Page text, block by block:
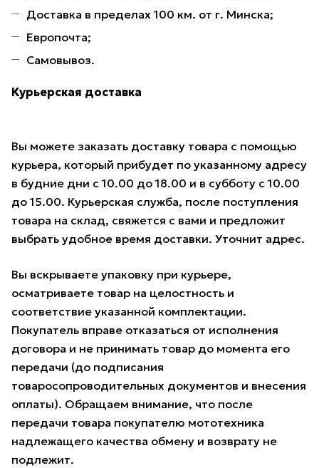
Доставка в пределах 100 км. от г. Минска;
Европочта;
Самовывоз.
Курьерская доставка
Вы можете заказать доставку товара с помощью
курьера, который прибудет по указанному адресу
в будние дни с 10.00 до 18.00 и в субботу с 10.00
до 15.00. Курьерская служба, после поступления
товара на склад, свяжется с вами и предложит
выбрать удобное время доставки. Уточнит адрес.
Вы вскрываете упаковку при курьере,
осматриваете товар на целостность и
соответствие указанной комплектации.
Покупатель вправе отказаться от исполнения
договора и не принимать товар до момента его
передачи (до подписания
товаросопроводительных документов и внесения
оплаты). Обращаем внимание, что после
передачи товара покупателю мототехника
надлежащего качества обмену и возврату не
подлежит.